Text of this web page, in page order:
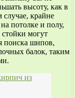
высоту, как в
крайне
потолке и полу,
стойки могут
поиска шипов,
балок, таким
из